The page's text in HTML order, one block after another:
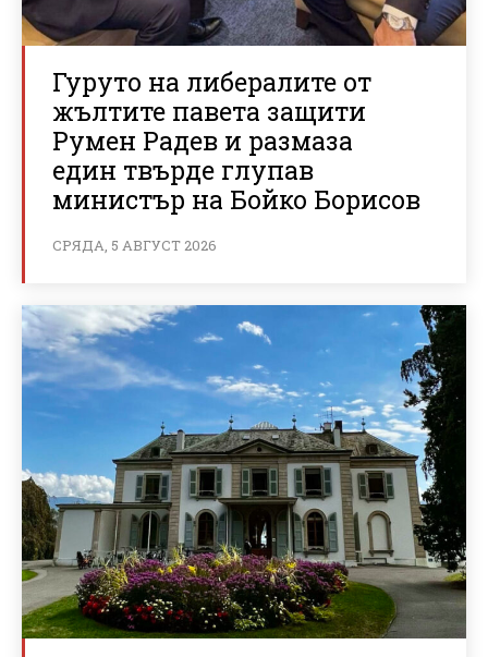
Гуруто на либералите от
жълтите павета защити
Румен Радев и размаза
един твърде глупав
министър на Бойко Борисов
СРЯДА, 5 АВГУСТ 2026